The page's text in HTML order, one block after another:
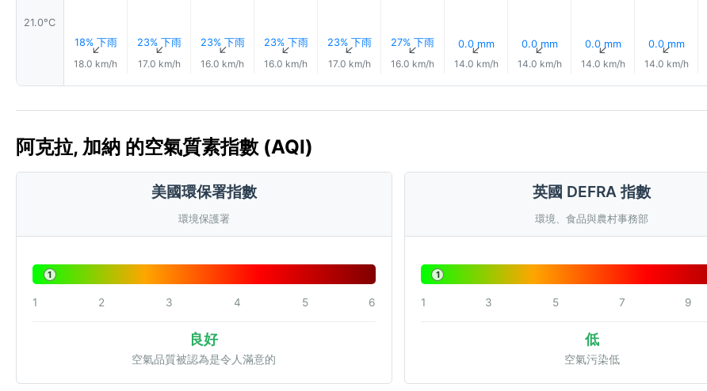
21.0°C
18% 下雨
↑
18.0 km/h
23% 下雨
↑
17.0 km/h
23% 下雨
↑
16.0 km/h
23% 下雨
↑
16.0 km/h
23% 下雨
↑
17.0 km/h
27% 下雨
↑
16.0 km/h
0.0 mm
↑
14.0 km/h
0.0 mm
↑
14.0 km/h
0.0 mm
↑
14.0 km/h
0.0 mm
↑
14.0 km/h
阿克拉, 加納 的空氣質素指數 (AQI)
美國環保署指數
環境保護署
1
1 2 3 4 5 6
良好
空氣品質被認為是令人滿意的
英國 DEFRA 指數
環境、食品與農村事務部
1
1 3 5 7 9
低
空氣污染低